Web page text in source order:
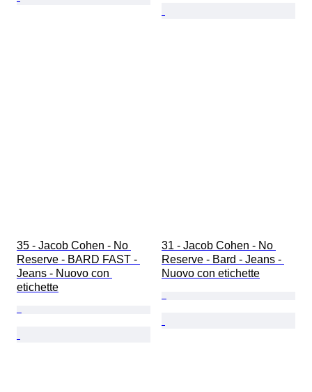
35 - Jacob Cohen - No
Reserve - BARD FAST -
Jeans - Nuovo con
etichette
31 - Jacob Cohen - No
Reserve - Bard - Jeans -
Nuovo con etichette